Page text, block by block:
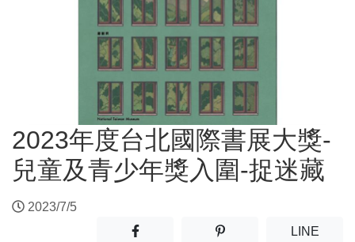
2023年度台北國際書展大獎-
兒童及青少年獎入圍-捉迷藏
2023/7/5
分享至facebook(另開新視窗)
分享至噗浪(另開新視窗)
LINE(另開